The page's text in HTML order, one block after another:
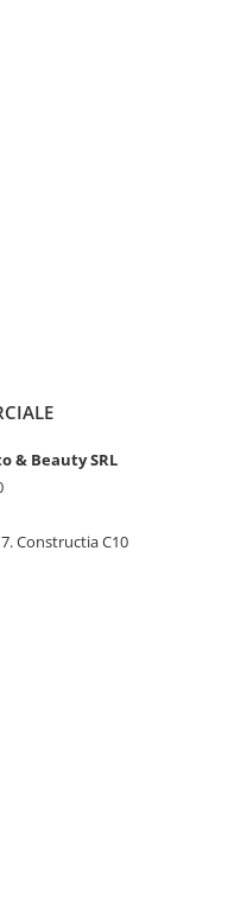
& Beauty SRL
Constructia C10